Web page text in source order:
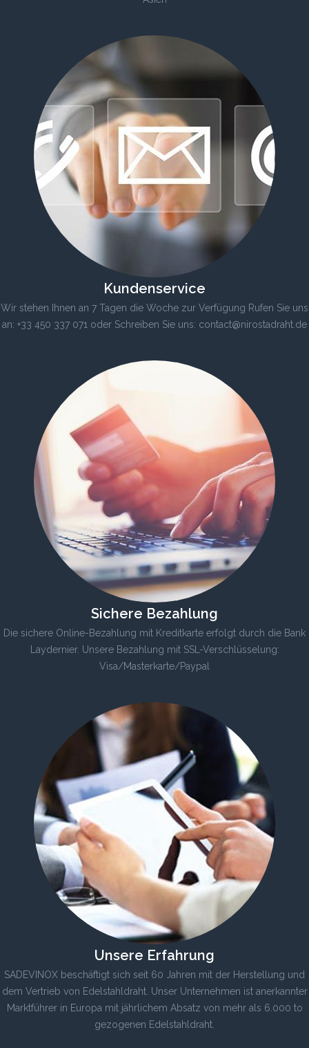
Kundenservice
Wir stehen Ihnen an 7 Tagen die Woche zur Verfügung Rufen Sie uns
an: +33 450 337 071 oder Schreiben Sie uns: contact@nirostadraht.de
Sichere Bezahlung
Die sichere Online-Bezahlung mit Kreditkarte erfolgt durch die Bank
Laydernier. Unsere Bezahlung mit SSL-Verschlüsselung:
Visa/Masterkarte/Paypal
Unsere Erfahrung
SADEVINOX beschäftigt sich seit 60 Jahren mit der Herstellung und
dem Vertrieb von Edelstahldraht. Unser Unternehmen ist anerkannter
Marktführer in Europa mit jährlichem Absatz von mehr als 6.000 to
gezogenen Edelstahldraht.